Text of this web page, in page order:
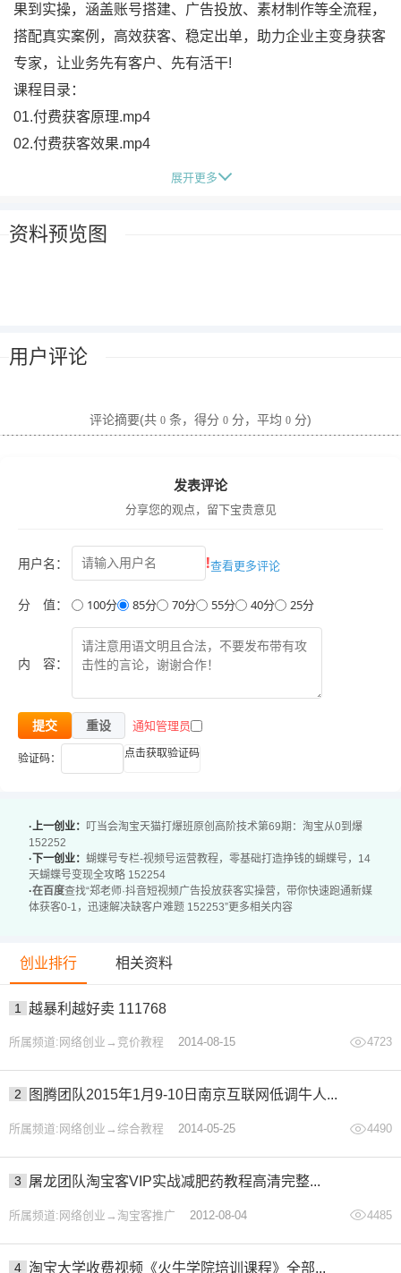
果到实操，涵盖账号搭建、广告投放、素材制作等全流程，
搭配真实案例，高效获客、稳定出单，助力企业主变身获客
专家，让业务先有客户、先有活干!
课程目录：
01.付费获客原理.mp4
02.付费获客效果.mp4
05.账号搭建.mp4
10.客户管理.mp4
12.完整商业闭环.mp4
展开更多
资料预览图
用户评论
评论摘要(共 0 条，得分 0 分，平均 0 分)
发表评论
分享您的观点，留下宝贵意见
用户名： !查看更多评论
分 值： 100分 85分 70分 55分 40分 25分
内 容：
提交 重设 通知管理员
验证码： 点击获取验证码
·上一创业： 叮当会淘宝天猫打爆班原创高阶技术第69期：淘宝从0到爆
152252
·下一创业： 蝴蝶号专栏-视频号运营教程，零基础打造挣钱的蝴蝶号，14
天蝴蝶号变现全攻略 152254
·在百度查找“郑老师·抖音短视频广告投放获客实操营，带你快速跑通新媒
体获客0-1，迅速解决缺客户难题 152253”更多相关内容
创业排行 相关资料
1 越暴利越好卖 111768
所属频道:网络创业→竞价教程 2014-08-15 4723
2 图腾团队2015年1月9-10日南京互联网低调牛人...
所属频道:网络创业→综合教程 2014-05-25 4490
3 屠龙团队淘宝客VIP实战减肥药教程高清完整...
所属频道:网络创业→淘宝客推广 2012-08-04 4485
4 淘宝大学收费视频《火牛学院培训课程》全部...